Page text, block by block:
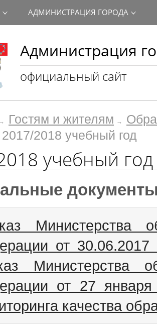
Администрация
официальный сайт
АДМИНИСТРАЦИЯ ГОРОДА
Гостям и жителям
2017/2018 учебный год
учебный год
Министерства
от
Министерства
от 27
качества